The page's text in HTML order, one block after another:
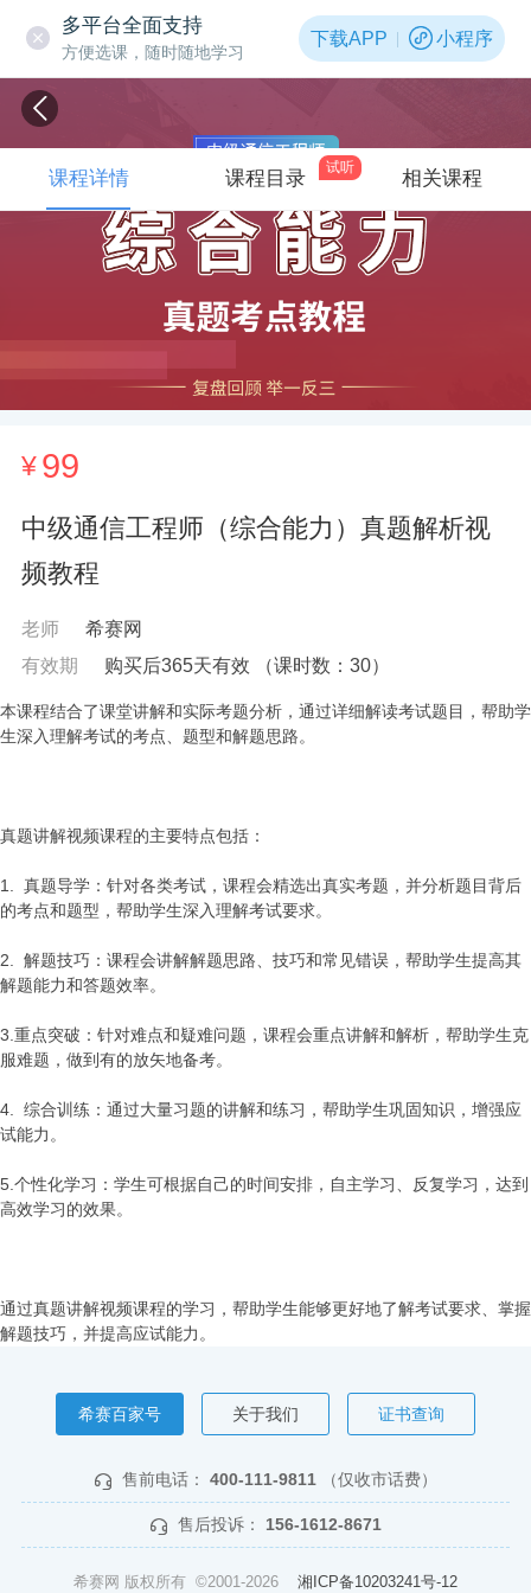
多平台全面支持
方便选课，随时随地学习
下载APP 小程序
¥99
中级通信工程师（综合能力）真题解析视
频教程
老师
希赛网
有效期
购买后365天有效 （课时数： 30）
课程详情 课程目录
试听
相关课程
本课程结合了课堂讲解和实际考题分析，通过详细解读考试题目，帮助学
生深入理解考试的考点、题型和解题思路。
真题讲解视频课程的主要特点包括：
1. 真题导学：针对各类考试，课程会精选出真实考题，并分析题目背后
的考点和题型，帮助学生深入理解考试要求。
2. 解题技巧：课程会讲解解题思路、技巧和常见错误，帮助学生提高其
解题能力和答题效率。
3.重点突破：针对难点和疑难问题，课程会重点讲解和解析，帮助学生克
服难题，做到有的放矢地备考。
4. 综合训练：通过大量习题的讲解和练习，帮助学生巩固知识，增强应
试能力。
5.个性化学习：学生可根据自己的时间安排，自主学习、反复学习，达到
高效学习的效果。
通过真题讲解视频课程的学习，帮助学生能够更好地了解考试要求、掌握
解题技巧，并提高应试能力。
希赛百家号 关于我们 证书查询
售前电话： 400-111-9811 （仅收市话费）
售后投诉： 156-1612-8671
希赛网 版权所有 ©2001-2026 湘ICP备10203241号-12